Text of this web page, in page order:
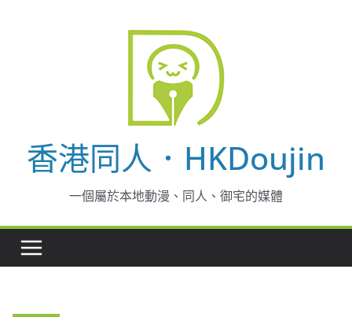
香港同人．HKDoujin
一個屬於本地動漫、同人、御宅的媒體